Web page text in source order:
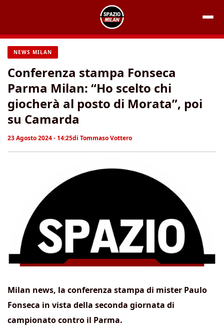
contenuto
NEWS MILAN
Conferenza stampa Fonseca
Parma Milan: “Ho scelto chi
giocherà al posto di Morata”, poi
su Camarda
23 Agosto 2024 - 14:25di Tommaso Vottero
Milan news, la conferenza stampa di mister Paulo
Fonseca in vista della seconda giornata di
campionato contro il Parma.